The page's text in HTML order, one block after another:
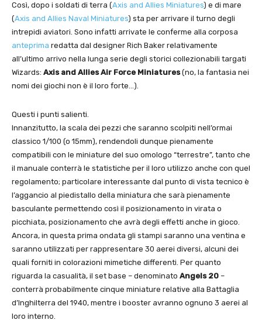
Così, dopo i soldati di terra (Axis and Allies Miniatures) e di mare
(Axis and Allies Naval Miniatures) sta per arrivare il turno degli
intrepidi aviatori. Sono infatti arrivate le conferme alla corposa
anteprima redatta dal designer Rich Baker relativamente
all’ultimo arrivo nella lunga serie degli storici collezionabili targati
Wizards: Axis and Allies Air Force Miniatures(no, la fantasia nei
nomi dei giochi non è il loro forte…).
Questi i punti salienti.
Innanzitutto, la scala dei pezzi che saranno scolpiti nell’ormai
classico 1/100 (o 15mm), rendendoli dunque pienamente
compatibili con le miniature del suo omologo “terrestre”, tanto che
il manuale conterrà le statistiche per il loro utilizzo anche con quel
regolamento; particolare interessante dal punto di vista tecnico è
l’aggancio al piedistallo della miniatura che sarà pienamente
basculante permettendo così il posizionamento in virata o
picchiata, posizionamento che avrà degli effetti anche in gioco.
Ancora, in questa prima ondata gli stampi saranno una ventina e
saranno utilizzati per rappresentare 30 aerei diversi, alcuni dei
quali forniti in colorazioni mimetiche differenti. Per quanto
riguarda la casualità, il set base – denominato Angels 20 –
conterrà probabilmente cinque miniature relative alla Battaglia
d’Inghilterra del 1940, mentre i booster avranno ognuno 3 aerei al
loro interno.